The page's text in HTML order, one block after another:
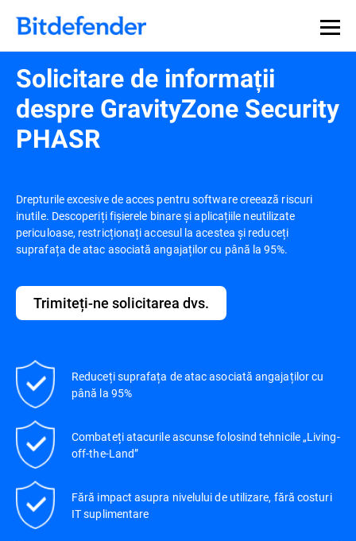
Solicitare de informații
despre GravityZone Security
PHASR
Drepturile excesive de acces pentru software creează riscuri
inutile. Descoperiți fișierele binare și aplicațiile neutilizate
periculoase, restricționați accesul la acestea și reduceți
suprafața de atac asociată angajaților cu până la 95%.
Trimiteți-ne solicitarea dvs.
Reduceți suprafața de atac asociată angajaților cu
până la 95%
Combateți atacurile ascunse folosind tehnicile „Living-
off-the-Land”
Fără impact asupra nivelului de utilizare, fără costuri
IT suplimentare